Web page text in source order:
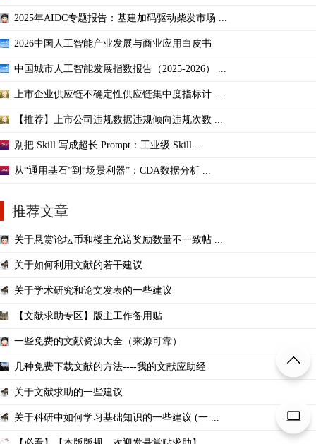
2025年AIDC专题报告：基建加码驱动柴发市场 ...
2026中国人工智能产业发展与商业应用白皮书
中国城市人工智能发展指数报告（2025-2026） ...
上市企业供应链不确定性供应链集中度指标计 ...
【推荐】上市公司违规数据违规倾向违规次数 ...
别把 Skill 写成超长 Prompt：工业级 Skill ...
从“通用基石”到“场景利器”：CDA数据分析 ...
推荐文章
关于悬赏论坛币和楼主允诺奖励数量不一致帖 ...
关于如何利用文献的若干建议
关于学术研究和论文发表的一些建议
【文献求助专区】版主工作备用贴
一些免费的文献资源大全（来源可靠）
几种免费下载文献的方法----我的文献应助经
关于文献求助的一些建议
关于科研中如何学习基础知识的一些建议 (一 ...